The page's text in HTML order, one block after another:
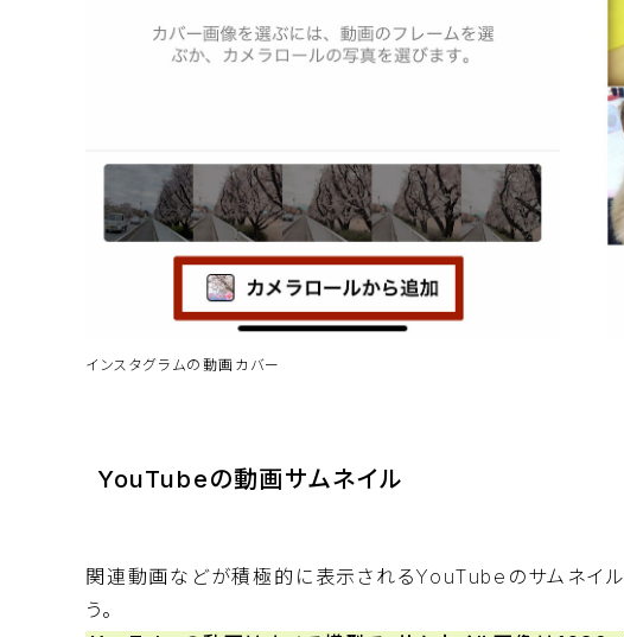
インスタグラムの動画カバー
YouTubeの動画サムネイル
関連動画などが積極的に表示されるYouTubeのサムネイル
う。